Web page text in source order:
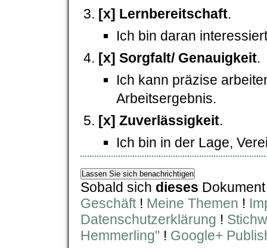
[x] Lernbereitschaft.
Ich bin daran
[x] Sorgfalt/ Genauigkeit.
Ich kann präzise
Arbeitsergebnis.
[x] Zuverlässigkeit.
Ich bin in der Lage,
Sobald sich dieses
Geschäft! Meine Themen !
Datenschutzerklärung !
Hemmerling" ! Google+